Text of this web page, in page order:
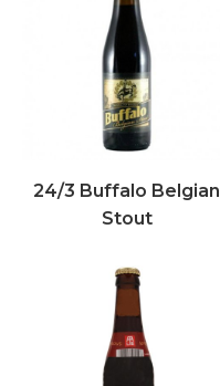
24/3 Buffalo Belgian
Stout